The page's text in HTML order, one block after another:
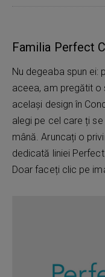
Familia Perfect
Nu degeaba spun ei:
aceea, am pregătit o
același design în
alegi pe cel care ți
mână. Aruncați o
dedicată liniei
Doar faceți clic pe